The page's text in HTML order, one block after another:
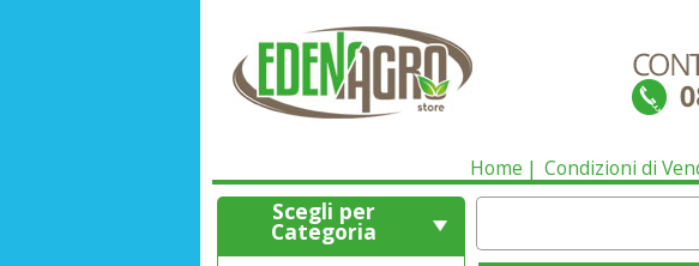
Home Condizioni di
Scegli per
Categoria